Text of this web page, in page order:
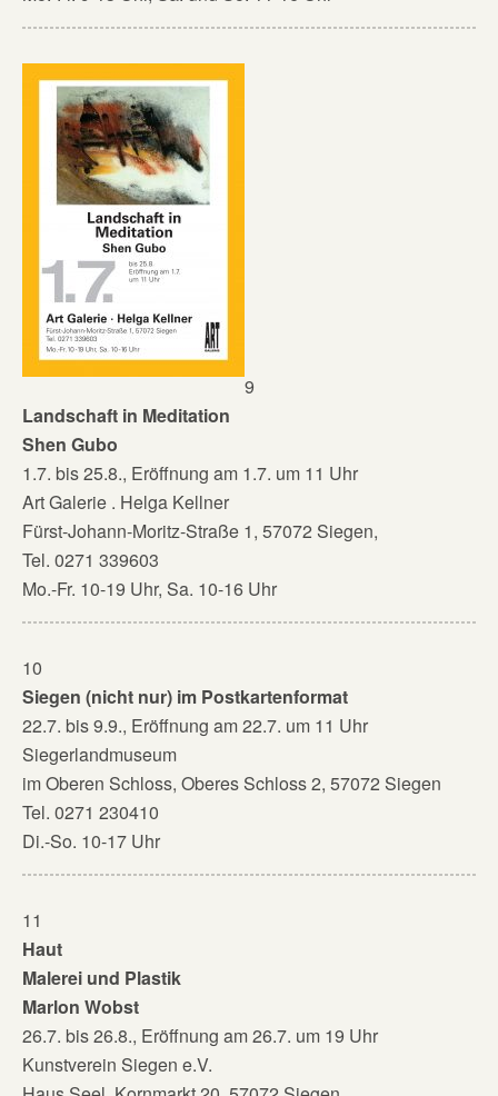
9
Landschaft in Meditation
Shen Gubo
1.7. bis 25.8., Eröffnung am 1.7. um 11 Uhr
Art Galerie . Helga Kellner
Fürst-Johann-Moritz-Straße 1, 57072 Siegen,
Tel. 0271 339603
Mo.-Fr. 10-19 Uhr, Sa. 10-16 Uhr
10
Siegen (nicht nur) im Postkartenformat
22.7. bis 9.9., Eröffnung am 22.7. um 11 Uhr
Siegerlandmuseum
im Oberen Schloss, Oberes Schloss 2, 57072 Siegen
Tel. 0271 230410
Di.-So. 10-17 Uhr
11
Haut
Malerei und Plastik
Marlon Wobst
26.7. bis 26.8., Eröffnung am 26.7. um 19 Uhr
Kunstverein Siegen e.V.